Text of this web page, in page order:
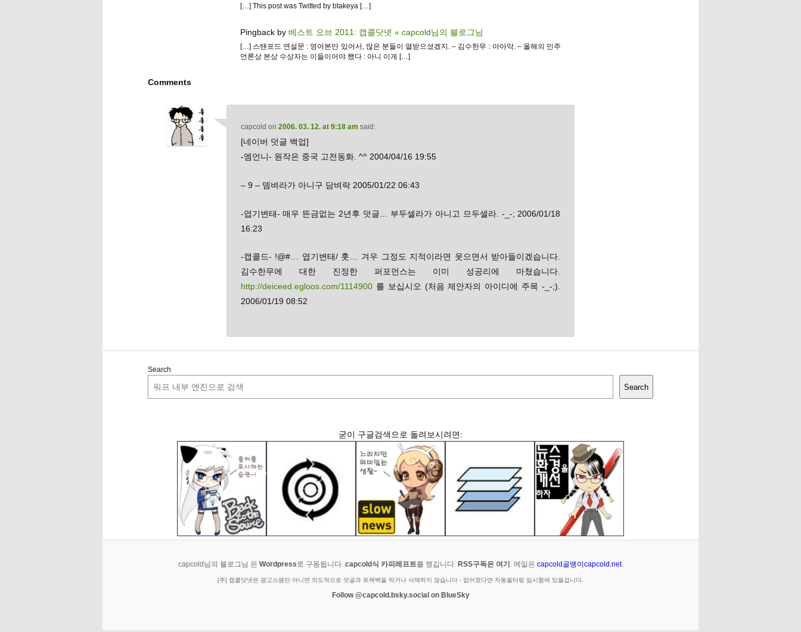
[…] This post was Twitted by btakeya […]
Pingback by 베스트 오브 2011: 캡콜닷넷 « capcold님의 블로그님
[…] 스탠포드 연설문 : 영어본만 있어서, 많은 분들이 열받으셨겠지. – 김수한무 : 아아악. – 올해의 민주
언론상 본상 수상자는 이들이어야 했다 : 아니 이게 […]
Comments
capcold on 2006. 03. 12. at 9:18 am said:
[네이버 덧글 백업]
-엠언니- 원작은 중국 고전동화. ^^ 2004/04/16 19:55
– 9 – 뎀벼라가 아니구 담벼락 2005/01/22 06:43
-엽기변태- 매우 뜬금없는 2년후 덧글… 부두셀라가 아니고 므두셀라. -_-; 2006/01/18
16:23
-캡콜드- !@#… 엽기변태/ 훗… 겨우 그정도 지적이라면 웃으면서 받아들이겠습니다.
김수한무에 대한 진정한 퍼포먼스는 이미 성공리에 마쳤습니다.
http://deiceed.egloos.com/1114900를 보십시오 (처음 제안자의 아이디에 주목 -_-;).
2006/01/19 08:52
Search
Search
굳이 구글검색으로 돌려보시려면:
capcold님의 블로그님 은 Wordpress 로 구동됩니다. capcold식 카피레프트를 챙깁니다. RSS구독은 여기 . 메일은 capcold골뱅이capcold.net.
[주] 캡콜닷넷은 광고스팸만 아니면 의도적으로 덧글과 트랙백을 막거나 삭제하지 않습니다 - 없어졌다면 자동필터링 임시함에 있을겁니다.
Follow @capcold.bsky.social on BlueSky